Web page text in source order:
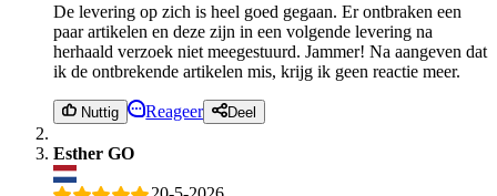
De levering op zich is heel goed gegaan. Er ontbraken een
paar artikelen en deze zijn in een volgende levering na
herhaald verzoek niet meegestuurd. Jammer! Na aangeven dat
ik de ontbrekende artikelen mis, krijg ik geen reactie meer.
Nuttig Reageer Deel
Esther GO